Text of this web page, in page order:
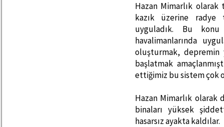
Hazan Mimarlık
kazık üzerine
uyguladık. Bu konu
havalimanlarında
oluşturmak, depremin
başlatmak
ettiğimiz bu sistem çok
Hazan Mimarlık olarak
binaları yüksek
hasarsız ayakta kaldılar.